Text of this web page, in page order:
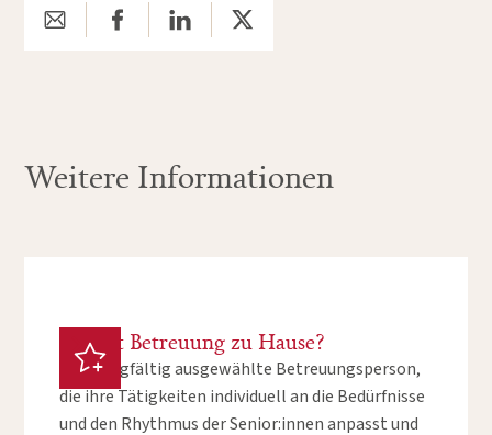
Weitere Informationen
Was ist Betreuung zu Hause?
Eine sorgfältig ausgewählte Betreuungsperson,
die ihre Tätigkeiten individuell an die Bedürfnisse
und den Rhythmus der Senior:innen anpasst und